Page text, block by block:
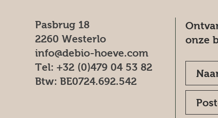
Pasbrug 18
2260 Westerlo
info@debio-hoeve.com
Tel: +32 (0)479 04 53 82
Btw: BE0724.692.542
onze